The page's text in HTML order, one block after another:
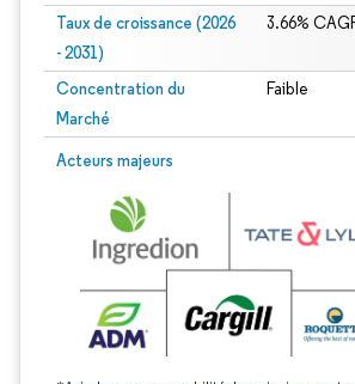
Taux de croissance (2026
- 2031)
3.66%
Concentration du
Marché
Faible
Acteurs majeurs
Image © Mordor Intelligence. La réutilisation